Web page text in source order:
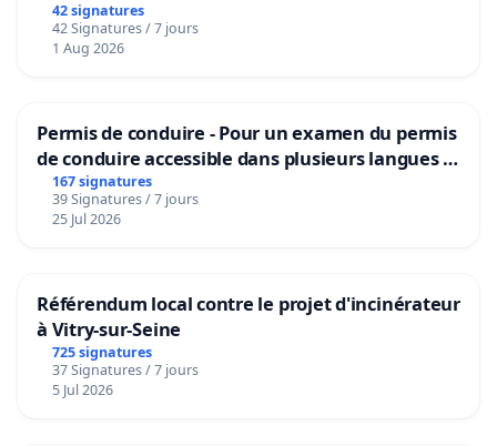
42 signatures
42 Signatures / 7 jours
1 Aug 2026
Permis de conduire - Pour un examen du permis
de conduire accessible dans plusieurs langues à
Bruxelles
167 signatures
39 Signatures / 7 jours
25 Jul 2026
Référendum local contre le projet d'incinérateur
à Vitry-sur-Seine
725 signatures
37 Signatures / 7 jours
5 Jul 2026